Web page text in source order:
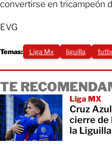
convertirse en tricampeón
EVG
Temas: Liga Mx liguilla
TE
Liga MX
Cruz
cierre de
la